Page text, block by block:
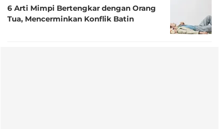
6 Arti Mimpi Bertengkar dengan Orang
Tua, Mencerminkan Konflik Batin